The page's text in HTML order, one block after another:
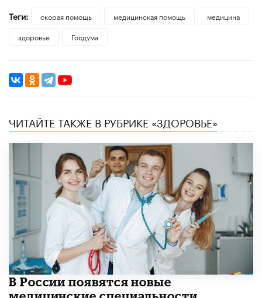
Теги:
скорая помощь медицинская помощь
медицина
здоровье
Госдума
ЧИТАЙТЕ ТАКЖЕ В РУБРИКЕ «ЗДОРОВЬЕ»
В России появятся новые